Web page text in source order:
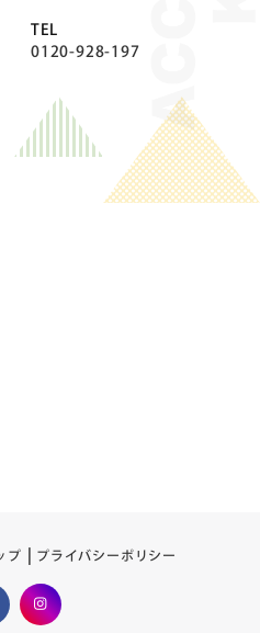
TEL
0120-928-197
プ プライバシーポリシー